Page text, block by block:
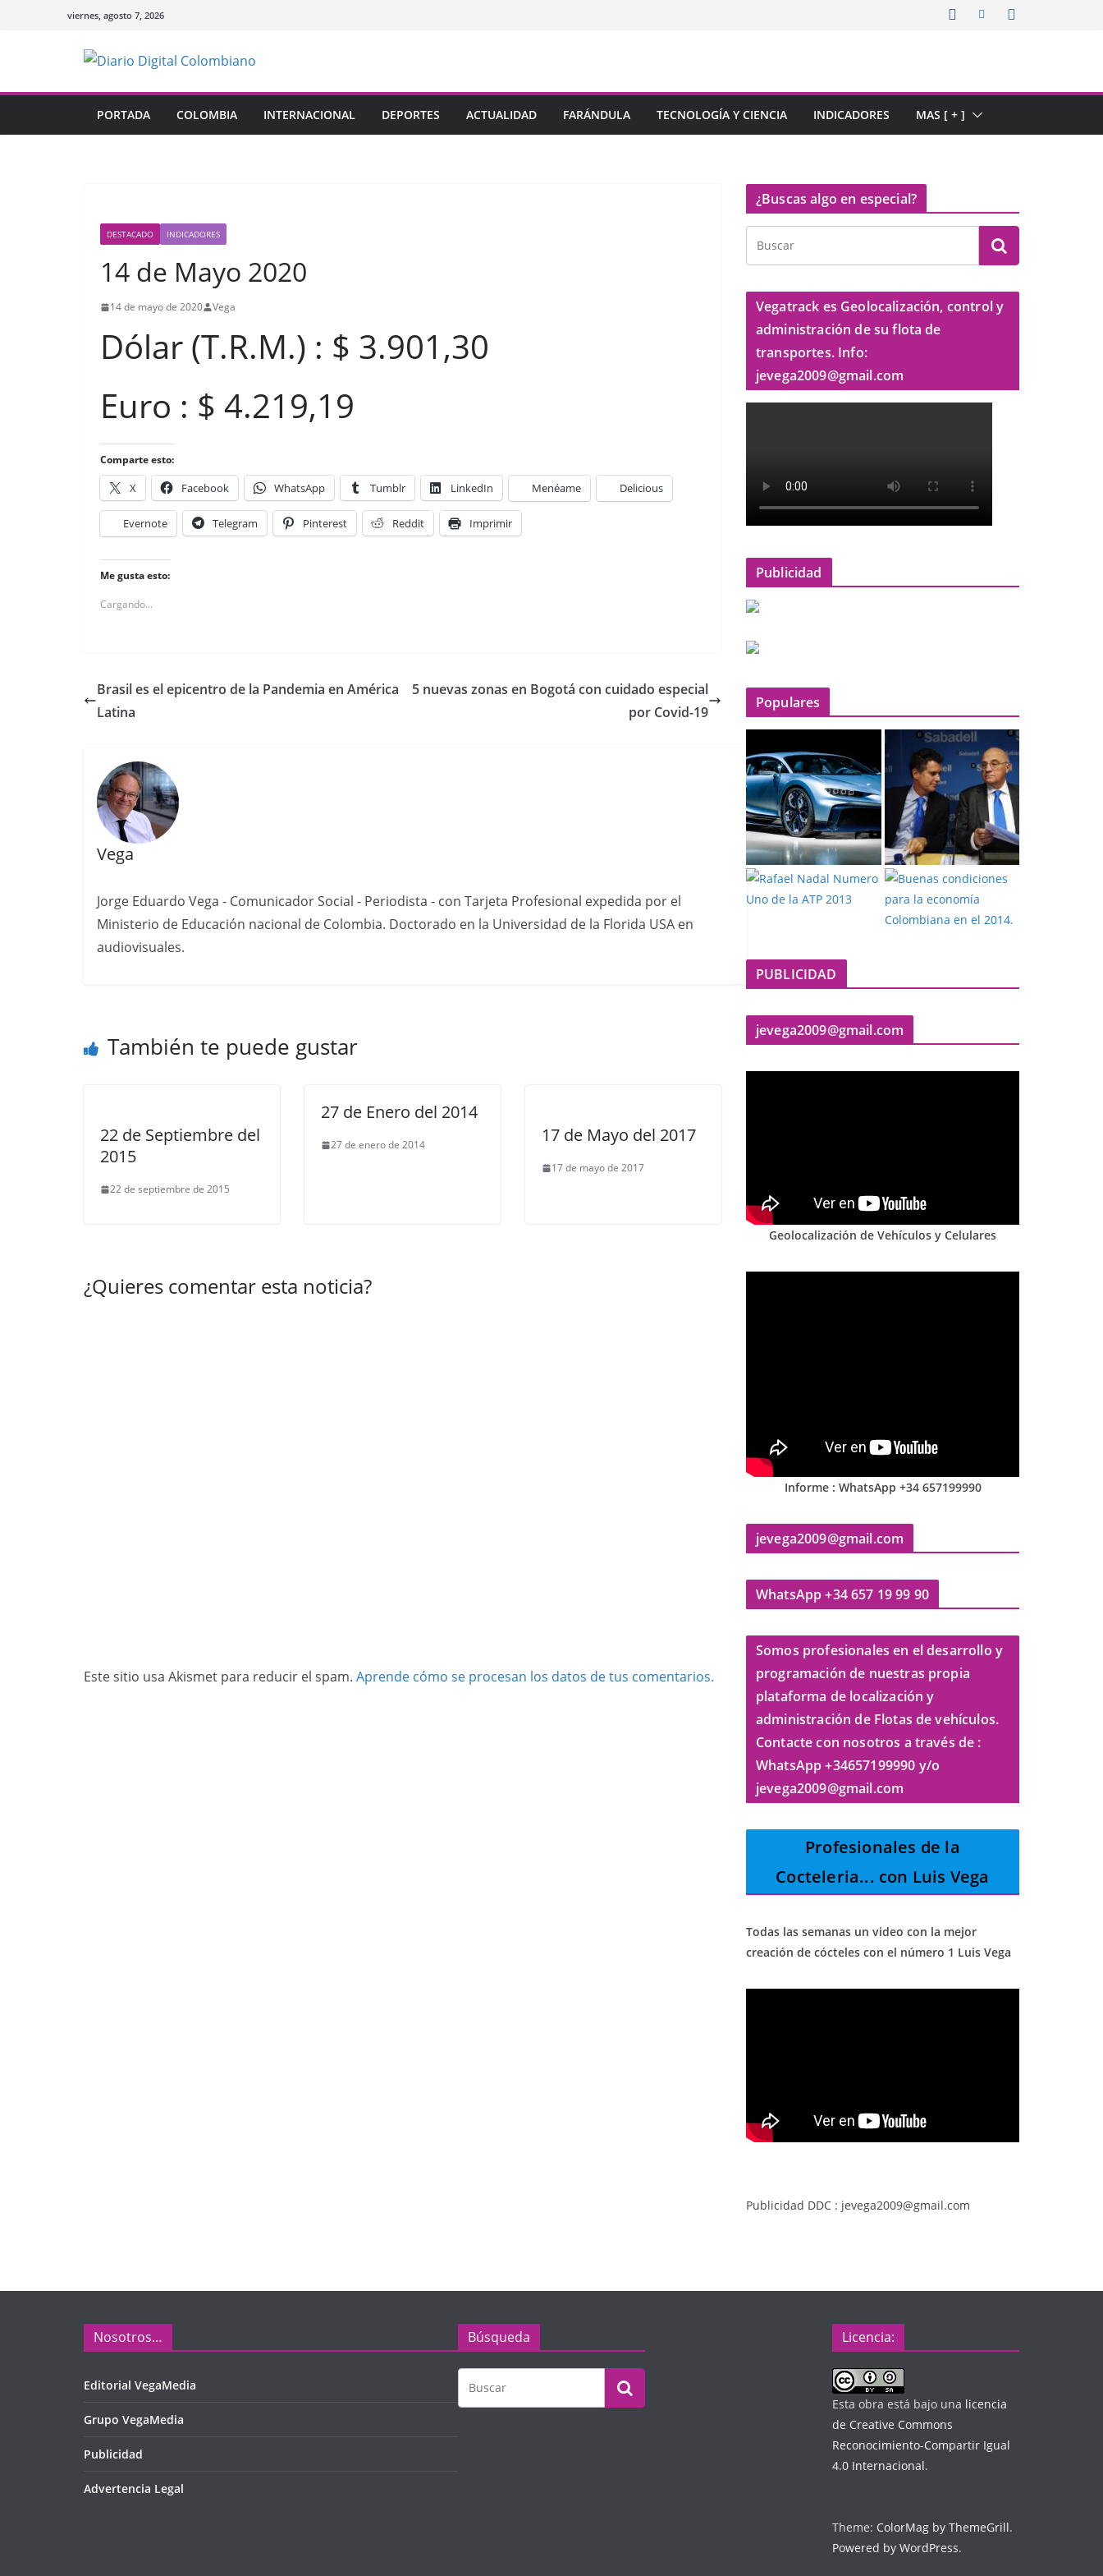
viernes, agosto 7, 2026
PORTADA COLOMBIA INTERNACIONAL DEPORTES ACTUALIDAD FARÁNDULA TECNOLOGÍA Y CIENCIA INDICADORES MAS [ + ]
DESTACADO INDICADORES
14 de Mayo 2020
14 de mayo de 2020 Vega
Dólar (T.R.M.) : $ 3.901,30
Euro : $ 4.219,19
Comparte esto:
X Facebook WhatsApp Tumblr LinkedIn Menéame Delicious
Evernote Telegram Pinterest Reddit Imprimir
Me gusta esto:
Cargando...
Brasil es el epicentro de la Pandemia en América
Latina
5 nuevas zonas en Bogotá con cuidado especial
por Covid-19
Vega
Jorge Eduardo Vega - Comunicador Social - Periodista - con Tarjeta Profesional expedida por el
Ministerio de Educación nacional de Colombia. Doctorado en la Universidad de la Florida USA en
audiovisuales.
También te puede gustar
22 de Septiembre del
2015
22 de septiembre de 2015
27 de Enero del 2014
27 de enero de 2014 17 de Mayo del 2017
17 de mayo de 2017
¿Quieres comentar esta noticia?
Este sitio usa Akismet para reducir el spam. Aprende cómo se procesan los datos de tus comentarios.
¿Buscas algo en especial?
Vegatrack es Geolocalización, control y
administración de su flota de
transportes. Info:
jevega2009@gmail.com
Publicidad
Populares
PUBLICIDAD
jevega2009@gmail.com
Geolocalización de Vehículos y Celulares
Informe : WhatsApp +34 657199990
jevega2009@gmail.com
WhatsApp +34 657 19 99 90
Somos profesionales en el desarrollo y
programación de nuestras propia
plataforma de localización y
administración de Flotas de vehículos.
Contacte con nosotros a través de :
WhatsApp +34657199990 y/o
jevega2009@gmail.com
Profesionales de la
Cocteleria... con Luis Vega
Todas las semanas un video con la mejor
creación de cócteles con el número 1 Luis Vega
Publicidad DDC : jevega2009@gmail.com
Nosotros…
Editorial VegaMedia
Grupo VegaMedia
Publicidad
Advertencia Legal
Búsqueda Licencia:
Esta obra está bajo una licencia
de Creative Commons
Reconocimiento-Compartir Igual
4.0 Internacional.
Theme: ColorMag by ThemeGrill.
Powered by WordPress.